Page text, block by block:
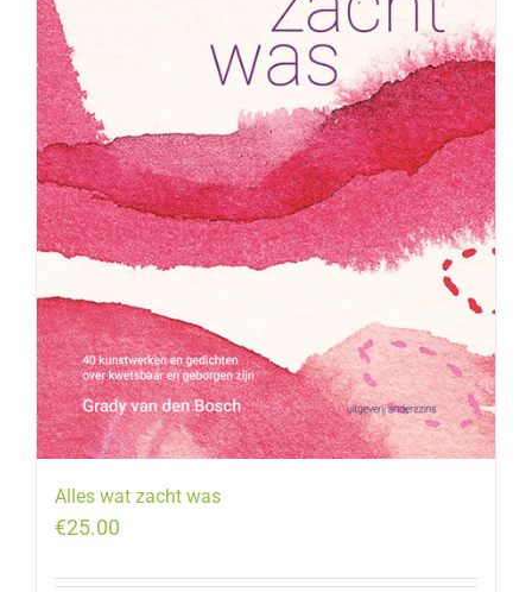
Alles wat zacht was
€25.00